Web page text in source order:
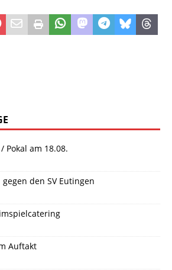
am 18.08.
gegen den SV Eutingen
Auftakt